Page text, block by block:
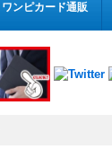
ワンピカード通販